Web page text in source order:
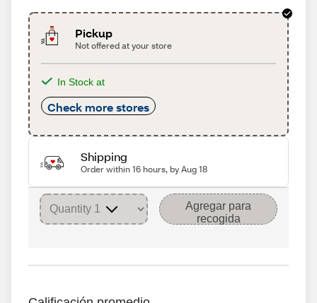
Pickup
Not offered at your store
In Stock at
Check more stores
Shipping
Order within 16 hours, by Aug 18
Agregar para
recogida